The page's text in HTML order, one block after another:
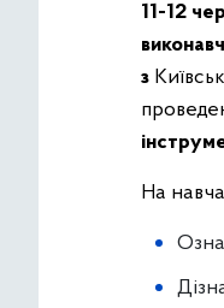
11-12
з
На